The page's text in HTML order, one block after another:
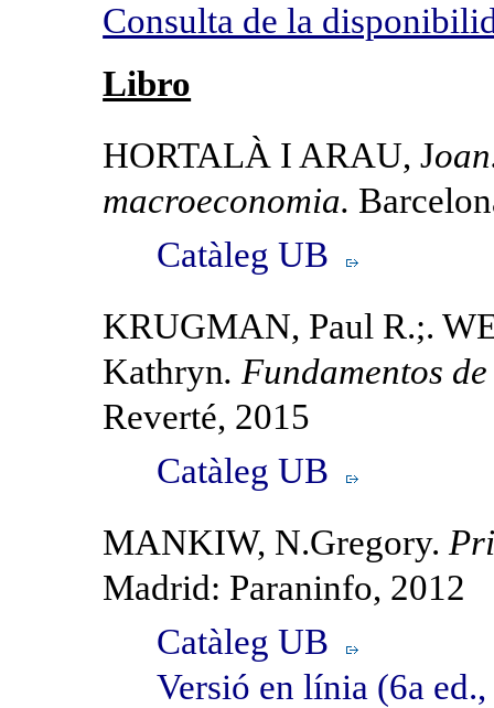
Consulta de la
Libro
HORTALÀ I ARAU, J
macroeconomia.
Catàleg UB
KRUGMAN, Paul R.;.
Kathryn. Fundamentos
Reverté, 2015
Catàleg UB
MANKIW, N.Gregory.
Madrid: Paraninfo, 2012
Catàleg UB
Versió en línia (6a